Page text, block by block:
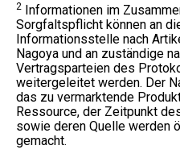
2 Informationen im
Sorgfaltspflicht können an
Informationsstelle nach
Nagoya und an zuständige
Vertragsparteien des
weitergeleitet werden. Der
das zu vermarktende
Ressource, der Zeitpunkt
sowie deren Quelle werden
gemacht.